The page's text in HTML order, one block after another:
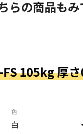
の商品もみ
105kg 厚
色